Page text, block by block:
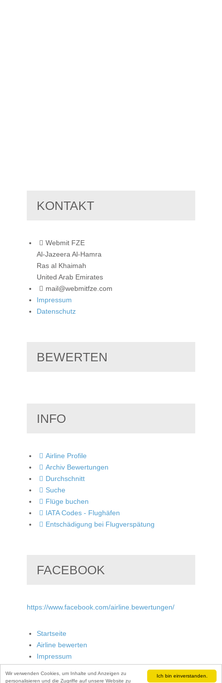
Ich bin einverstanden.
Wir verwenden Cookies, um Inhalte und Anzeigen zu
personalisieren und die Zugriffe auf unsere Website zu
KONTAKT
Webmit FZE
Al-Jazeera Al-Hamra
Ras al Khaimah
United Arab Emirates
mail@webmitfze.com
Impressum
Datenschutz
BEWERTEN
INFO
Airline Profile
Archiv Bewertungen
Durchschnitt
Suche
Flüge buchen
IATA Codes - Flughäfen
Entschädigung bei Flugverspätung
FACEBOOK
https://www.facebook.com/airline.bewertungen/
Startseite
Airline bewerten
Impressum